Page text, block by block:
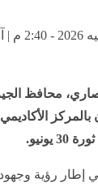
محافظ
بالمركز
يونيو.
إطار رؤية